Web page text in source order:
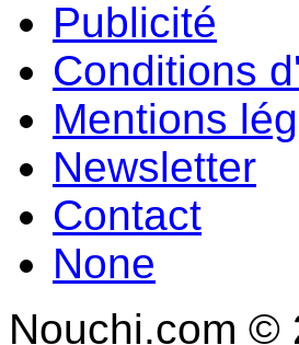
Publicité
Conditions
Mentions
Newsletter
Contact
None
Nouchi.com ©